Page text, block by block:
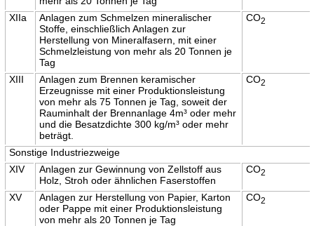
XIIa
Anlagen zum Schmelzen mineralischer
Stoffe, einschließlich Anlagen zur
Herstellung von Mineralfasern, mit einer
Schmelzleistung von mehr als 20 Tonnen je
Tag
CO2
XIII
Anlagen zum Brennen keramischer
Erzeugnisse mit einer Produktionsleistung
von mehr als 75 Tonnen je Tag, soweit der
Rauminhalt der Brennanlage 4m³ oder mehr
und die Besatzdichte 300 kg/m³ oder mehr
beträgt.
CO2
Sonstige Industriezweige
XIV
Anlagen zur Gewinnung von Zellstoff aus
Holz, Stroh oder ähnlichen Faserstoffen
CO2
XV
Anlagen zur Herstellung von Papier, Karton
oder Pappe mit einer Produktionsleistung
von mehr als 20 Tonnen je Tag
CO2